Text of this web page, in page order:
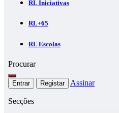
RL Iniciativas
RL+65
RL Escolas
Procurar
Entrar Registar Assinar
Secções